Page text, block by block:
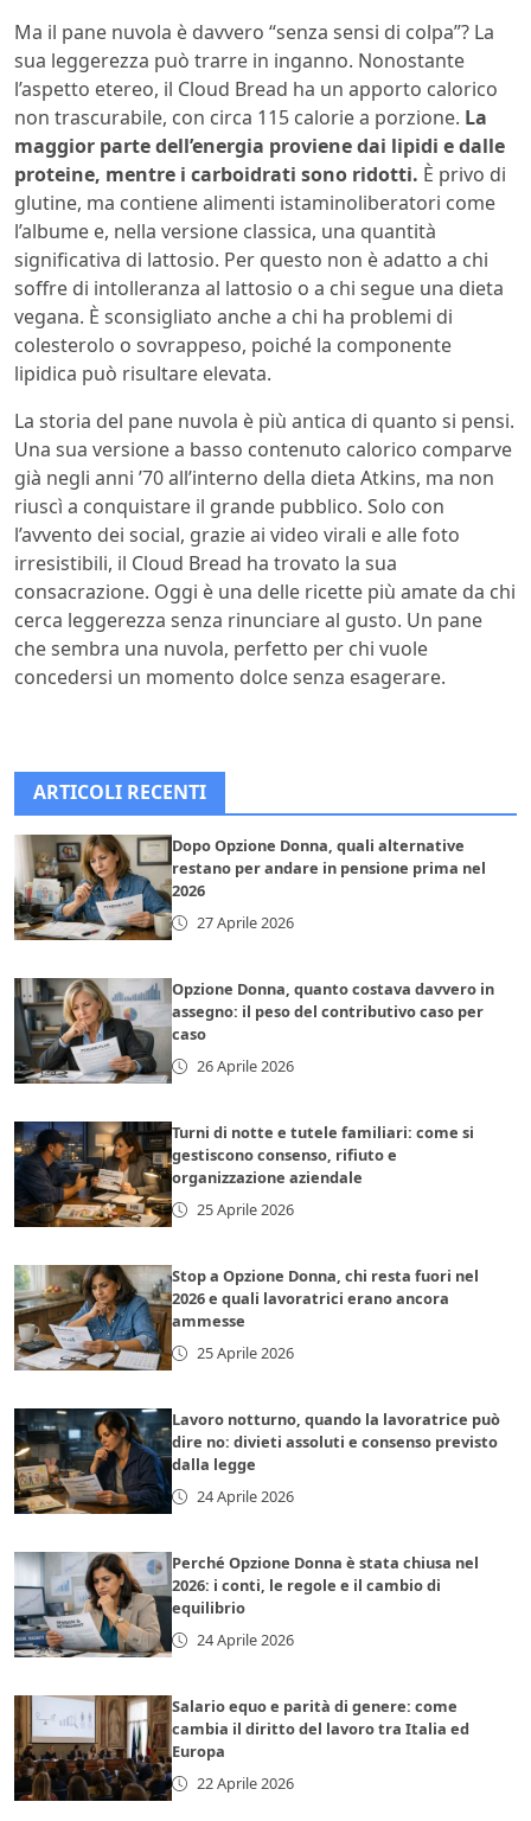
Ma il pane nuvola è davvero “senza sensi di colpa”? La
sua leggerezza può trarre in inganno. Nonostante
l’aspetto etereo, il Cloud Bread ha un apporto calorico
non trascurabile, con circa 115 calorie a porzione. La
maggior parte dell’energia proviene dai lipidi e dalle
proteine, mentre i carboidrati sono ridotti. È privo di
glutine, ma contiene alimenti istaminoliberatori come
l’albume e, nella versione classica, una quantità
significativa di lattosio. Per questo non è adatto a chi
soffre di intolleranza al lattosio o a chi segue una dieta
vegana. È sconsigliato anche a chi ha problemi di
colesterolo o sovrappeso, poiché la componente
lipidica può risultare elevata.
La storia del pane nuvola è più antica di quanto si pensi.
Una sua versione a basso contenuto calorico comparve
già negli anni ’70 all’interno della dieta Atkins, ma non
riuscì a conquistare il grande pubblico. Solo con
l’avvento dei social, grazie ai video virali e alle foto
irresistibili, il Cloud Bread ha trovato la sua
consacrazione. Oggi è una delle ricette più amate da chi
cerca leggerezza senza rinunciare al gusto. Un pane
che sembra una nuvola, perfetto per chi vuole
concedersi un momento dolce senza esagerare.
ARTICOLI RECENTI
Dopo Opzione Donna, quali alternative
restano per andare in pensione prima nel
2026
27 Aprile 2026
Opzione Donna, quanto costava davvero in
assegno: il peso del contributivo caso per
caso
26 Aprile 2026
Turni di notte e tutele familiari: come si
gestiscono consenso, rifiuto e
organizzazione aziendale
25 Aprile 2026
Stop a Opzione Donna, chi resta fuori nel
2026 e quali lavoratrici erano ancora
ammesse
25 Aprile 2026
Lavoro notturno, quando la lavoratrice può
dire no: divieti assoluti e consenso previsto
dalla legge
24 Aprile 2026
Perché Opzione Donna è stata chiusa nel
2026: i conti, le regole e il cambio di
equilibrio
24 Aprile 2026
Salario equo e parità di genere: come
cambia il diritto del lavoro tra Italia ed
Europa
22 Aprile 2026